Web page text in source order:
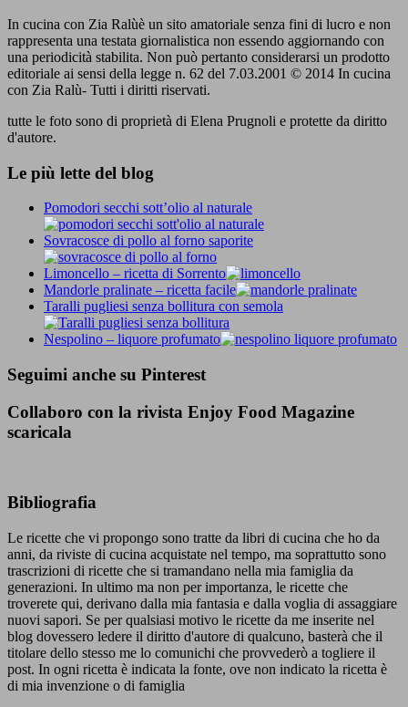
In cucina con Zia Ralùè un sito amatoriale senza fini di lucro e non
rappresenta una testata giornalistica non essendo aggiornando con
una periodicità stabilita. Non può pertanto considerarsi un prodotto
editoriale ai sensi della legge n. 62 del 7.03.2001 © 2014 In cucina
con Zia Ralù- Tutti i diritti riservati.
tutte le foto sono di proprietà di Elena Prugnoli e protette da diritto
d'autore.
Le più lette del blog
Pomodori secchi sott’olio al naturale
Sovracosce di pollo al forno saporite
Limoncello – ricetta di Sorrento
Mandorle pralinate – ricetta facile
Taralli pugliesi senza bollitura con semola
Nespolino – liquore profumato
Seguimi anche su Pinterest
Collaboro con la rivista Enjoy Food Magazine
scaricala
Bibliografia
Le ricette che vi propongo sono tratte da libri di cucina che ho da
anni, da riviste di cucina acquistate nel tempo, ma soprattutto sono
trascrizioni di ricette che si tramandano nella mia famiglia da
generazioni. In ultimo ma non per importanza, le ricette che
troverete qui, derivano dalla mia fantasia e dalla voglia di assaggiare
nuovi sapori. Se per qualsiasi motivo le ricette da me inserite nel
blog dovessero ledere il diritto d'autore di qualcuno, basterà che il
titolare dello stesso me lo comunichi che provvederò a togliere il
post. In ogni ricetta è indicata la fonte, ove non indicato la ricetta è
di mia invenzione o di famiglia